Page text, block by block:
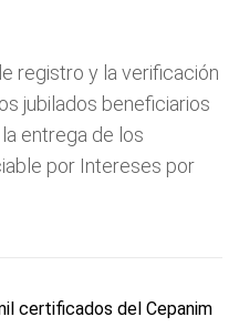
registro y la verificación
jubilados beneficiarios
entrega de los
por Intereses por
certificados del Cepanim